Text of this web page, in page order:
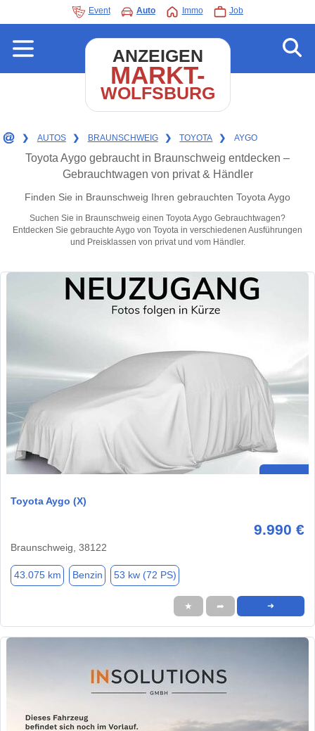
Event Auto Immo Job
ANZEIGEN
MARKT-
WOLFSBURG
❯ AUTOS ❯ BRAUNSCHWEIG ❯ TOYOTA ❯ AYGO
Toyota Aygo gebraucht in Braunschweig entdecken –
Gebrauchtwagen von privat & Händler
Finden Sie in Braunschweig Ihren gebrauchten Toyota Aygo
Suchen Sie in Braunschweig einen Toyota Aygo Gebrauchtwagen?
Entdecken Sie gebrauchte Aygo von Toyota in verschiedenen Ausführungen
und Preisklassen von privat und vom Händler.
Toyota Aygo (X)
9.990 €
Braunschweig, 38122
43.075 km Benzin 53 kw (72 PS)
★ ➦ ➜